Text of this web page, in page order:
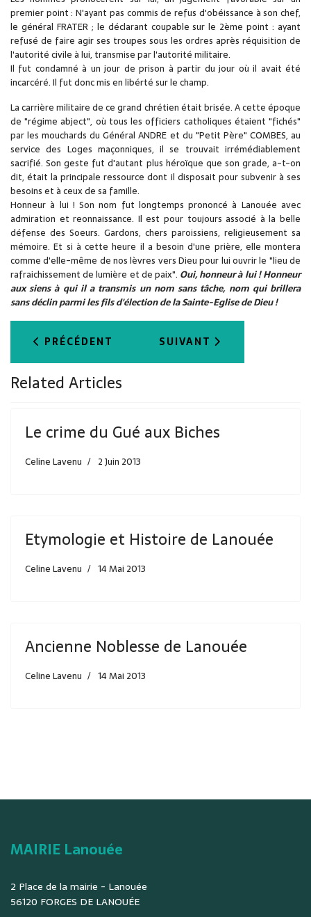
premier point : N'ayant pas commis de refus d'obéissance à son chef,
le général FRATER ; le déclarant coupable sur le 2ème point : ayant
refusé de faire agir ses troupes sous les ordres après réquisition de
l'autorité civile à lui, transmise par l'autorité militaire.
Il fut condamné à un jour de prison à partir du jour où il avait été
incarcéré. Il fut donc mis en libérté sur le champ.
La carrière militaire de ce grand chrétien était brisée. A cette époque
de "régime abject", où tous les officiers catholiques étaient "fichés"
par les mouchards du Général ANDRE et du "Petit Père" COMBES, au
service des Loges maçonniques, il se trouvait irrémédiablement
sacrifié. Son geste fut d'autant plus héroïque que son grade, a-t-on
dit, était la principale ressource dont il disposait pour subvenir à ses
besoins et à ceux de sa famille.
Honneur à lui ! Son nom fut longtemps prononcé à Lanouée avec
admiration et reonnaissance. Il est pour toujours associé à la belle
défense des Soeurs. Gardons, chers paroissiens, religieusement sa
mémoire. Et si à cette heure il a besoin d'une prière, elle montera
comme d'elle-même de nos lèvres vers Dieu pour lui ouvrir le "lieu de
rafraichissement de lumière et de paix". Oui, honneur à lui ! Honneur
aux siens à qui il a transmis un nom sans tâche, nom qui brillera
sans déclin parmi les fils d'élection de la Sainte-Eglise de Dieu !
ARTICLE PRÉCÉDENT : LE CRIME DU GUÉ AUX
PRÉCÉDENT ARTICLE SUIVANT :
SUIVANT
Related Articles
Le crime du Gué aux Biches
Celine Lavenu 2 Juin 2013
Etymologie et Histoire de Lanouée
Celine Lavenu 14 Mai 2013
Ancienne Noblesse de Lanouée
Celine Lavenu 14 Mai 2013
MAIRIE Lanouée
2 Place de la mairie - Lanouée
56120 FORGES DE LANOUÉE